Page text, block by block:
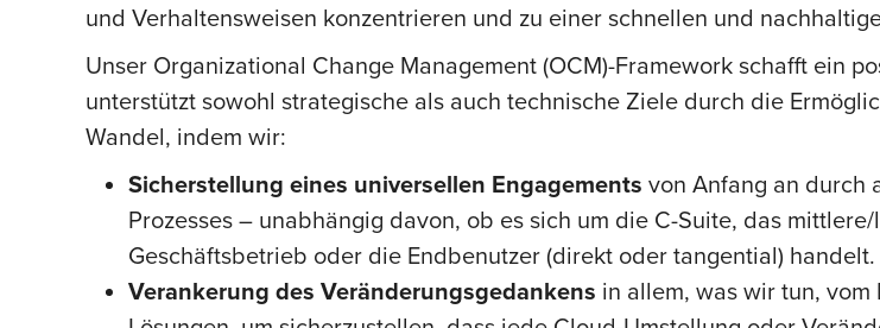
und Verhaltensweisen konzentrieren und zu einer schnellen und
Unser Organizational Change Management (OCM)-Framework schafft ein
unterstützt sowohl strategische als auch technische Ziele durch die
Wandel, indem wir:
Sicherstellung eines universellen Engagements von Anfang an durch
Prozesses – unabhängig davon, ob es sich um die C-Suite, das
Geschäftsbetrieb oder die Endbenutzer (direkt oder tangential) handelt.
Verankerung des Veränderungsgedankens in allem, was wir tun,